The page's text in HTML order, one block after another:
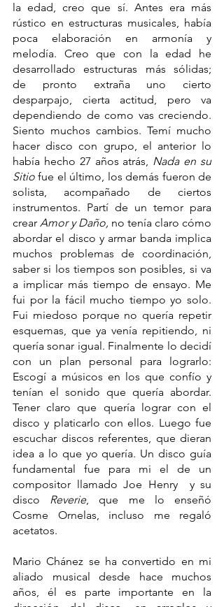
la edad, creo que sí. Antes era más
rústico en estructuras musicales, había
poca elaboración en armonía y
melodía. Creo que con la edad he
desarrollado estructuras más sólidas;
de pronto extraña uno cierto
desparpajo, cierta actitud, pero va
dependiendo de como vas creciendo.
Siento muchos cambios. Temí mucho
hacer disco con grupo, el anterior lo
había hecho 27 años atrás, Nada en su
Sitio fue el último, los demás fueron de
solista, acompañado de ciertos
instrumentos. Partí de un temor para
crear Amor y Daño, no tenía claro cómo
abordar el disco y armar banda implica
muchos problemas de coordinación,
saber si los tiempos son posibles, si va
a implicar más tiempo de ensayo. Me
fui por la fácil mucho tiempo yo solo.
Fui miedoso porque no quería repetir
esquemas, que ya venía repitiendo, ni
quería sonar igual. Finalmente lo decidí
con un plan personal para lograrlo:
Escogí a músicos en los que confío y
tenían el sonido que quería abordar.
Tener claro que quería lograr con el
disco y platicarlo con ellos. Luego fue
escuchar discos referentes, que dieran
idea a lo que yo quería. Un disco guía
fundamental fue para mi el de un
compositor llamado Joe Henry  y su
disco Reverie, que me lo enseñó
Cosme Ornelas, incluso me regaló
acetatos.
Mario Chánez se ha convertido en mi
aliado musical desde hace muchos
años, él es parte importante en la